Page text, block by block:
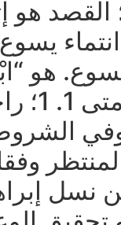
القصد هو
هو
نسل